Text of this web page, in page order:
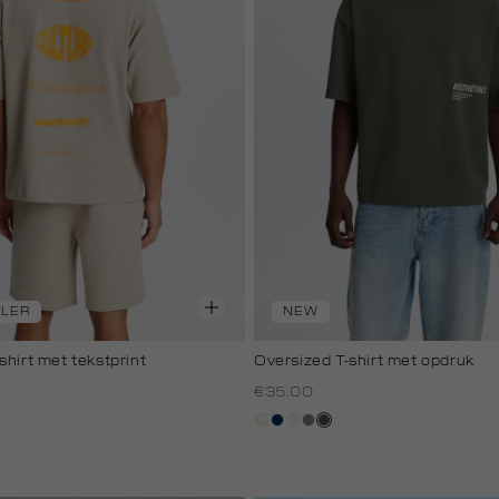
met tekstprint
NEW
Oversized T-shirt met opdruk
€35.00
wit,donkerblauw
creme,
middengrijs
bos,